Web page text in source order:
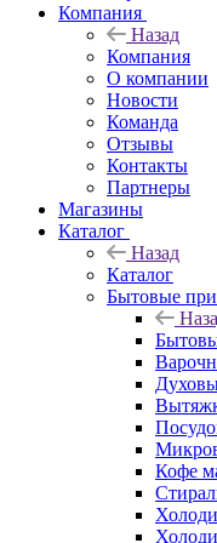
Компания
Назад
Компания
О компании
Новости
Команда
Отзывы
Контакты
Партнеры
Магазины
Каталог
Назад
Каталог
Бытовые
Кофе